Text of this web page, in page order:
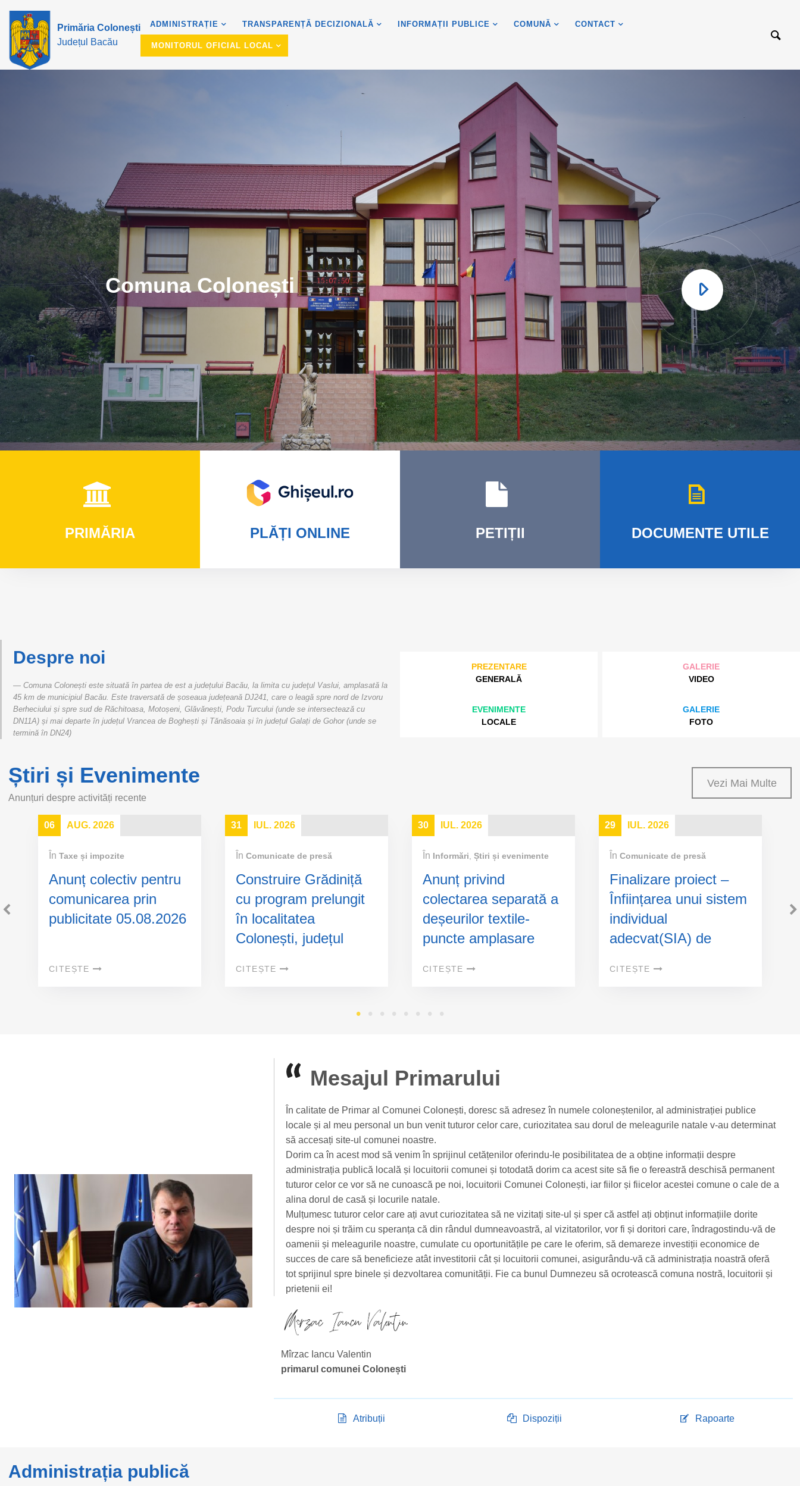
Primăria Colonești
Județul Bacău
ADMINISTRAȚIE TRANSPARENȚĂ DECIZIONALĂ INFORMAȚII PUBLICE COMUNĂ CONTACT
MONITORUL OFICIAL LOCAL
Comuna Colonești
PRIMĂRIA PLĂȚI ONLINE PETIȚII DOCUMENTE UTILE
Despre noi
Comuna Colonești este situată în partea de est a județului Bacău, la limita cu judeţul Vaslui, amplasată la
45 km de municipiul Bacău. Este traversată de șoseaua județeană DJ241, care o leagă spre nord de Izvoru
Berheciului și spre sud de Răchitoasa, Motoșeni, Glăvănești, Podu Turcului (unde se intersectează cu
DN11A) și mai departe în județul Vrancea de Boghești și Tănăsoaia și în județul Galați de Gohor (unde se
termină în DN24)
PREZENTARE
GENERALĂ
GALERIE
VIDEO
EVENIMENTE
LOCALE
GALERIE
FOTO
Știri și Evenimente
Anunțuri despre activități recente
Vezi Mai Multe
06 AUG. 2026
În Taxe și impozite
Anunț colectiv pentru
comunicarea prin
publicitate 05.08.2026
CITEȘTE
31 IUL. 2026
În Comunicate de presă
Construire Grădiniță
cu program prelungit
în localitatea
Colonești, județul
CITEȘTE
30 IUL. 2026
În Informări, Știri și evenimente
Anunț privind
colectarea separată a
deșeurilor textile-
puncte amplasare
CITEȘTE
29 IUL. 2026
În Comunicate de presă
Finalizare proiect –
Înființarea unui sistem
individual
adecvat(SIA) de
apelor uzate in
CITEȘTE
Mesajul Primarului
În calitate de Primar al Comunei Colonești, doresc să adresez în numele coloneștenilor, al administrației publice
locale și al meu personal un bun venit tuturor celor care, curiozitatea sau dorul de meleagurile natale v-au determinat
să accesați site-ul comunei noastre.
Dorim ca în acest mod să venim în sprijinul cetățenilor oferindu-le posibilitatea de a obține informații despre
administrația publică locală și locuitorii comunei și totodată dorim ca acest site să fie o fereastră deschisă permanent
tuturor celor ce vor să ne cunoască pe noi, locuitorii Comunei Colonești, iar fiilor și fiicelor acestei comune o cale de a
alina dorul de casă și locurile natale.
Mulțumesc tuturor celor care ați avut curiozitatea să ne vizitați site-ul și sper că astfel ați obținut informațiile dorite
despre noi și trăim cu speranța că din rândul dumneavoastră, al vizitatorilor, vor fi și doritori care, îndragostindu-vă de
oamenii și meleagurile noastre, cumulate cu oportunitățile pe care le oferim, să demareze investiții economice de
succes de care să beneficieze atât investitorii cât și locuitorii comunei, asigurându-vă că administrația noastră oferă
tot sprijinul spre binele și dezvoltarea comunității. Fie ca bunul Dumnezeu să ocrotească comuna nostră, locuitorii și
prietenii ei!
Mîrzac Iancu Valentin
primarul comunei Colonești
Atribuții Dispoziții Rapoarte
Administrația publică